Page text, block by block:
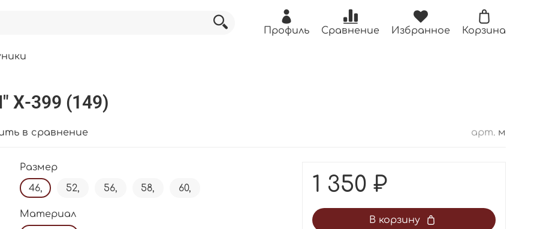
Профиль Сравнение Избранное Корзина
Х-399 (149)
в сравнение арт. м
Размер
46,
52, 56, 58, 60,
Материал
1 350 ₽
В корзину